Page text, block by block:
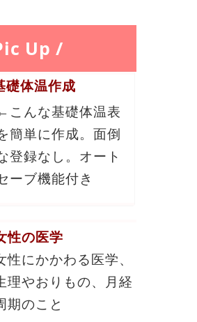
Up /
礎体温作成
こんな基礎体温表
簡単に作成。面倒
登録なし。オート
ーブ機能付き
性の医学
性にかかわる医学、
理やおりもの、月経
期のこと